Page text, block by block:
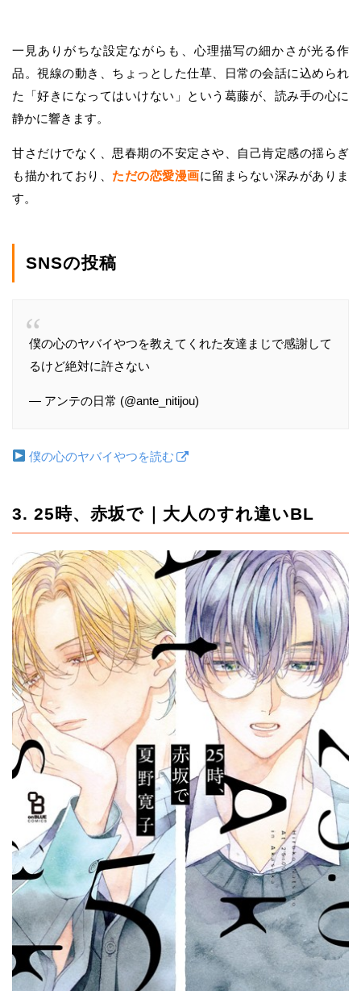
一見ありがちな設定ながらも、心理描写の細かさが光る作
品。視線の動き、ちょっとした仕草、日常の会話に込められ
た「好きになってはいけない」という葛藤が、読み手の心に
静かに響きます。
甘さだけでなく、思春期の不安定さや、自己肯定感の揺らぎ
も描かれており、 ただの恋愛漫画に留まらない深みがありま
す。
SNSの投稿
僕の心のヤバイやつを教えてくれた友達まじで感謝して
るけど絶対に許さない
— アンテの日常 (@ante_nitijou)
僕の心のヤバイやつを読む
3. 25時、赤坂で｜大人のすれ違いBL